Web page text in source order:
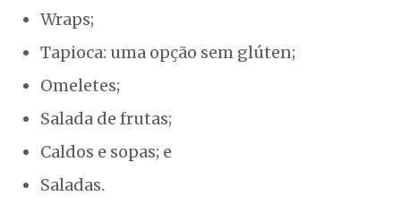
Wraps;
Tapioca: uma opção sem glúten;
Omeletes;
Salada de frutas;
Caldos e sopas; e
Saladas.